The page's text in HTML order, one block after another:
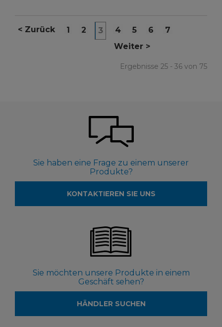
< Zurück 1 2 3 4 5 6
7
Weiter >
Ergebnisse 25 - 36 von 75
Sie haben eine Frage zu einem unserer
Produkte?
KONTAKTIEREN SIE UNS
Sie möchten unsere Produkte in einem
Geschäft sehen?
HÄNDLER SUCHEN